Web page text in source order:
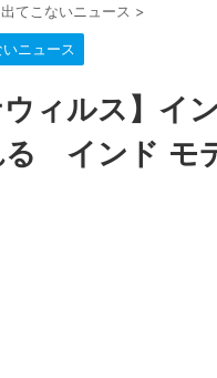
てこないニュース >
ニュース
ウィルス】イ
る インド モ